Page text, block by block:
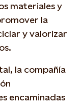
materiales y
la
y valorizar
la compañía
encaminadas